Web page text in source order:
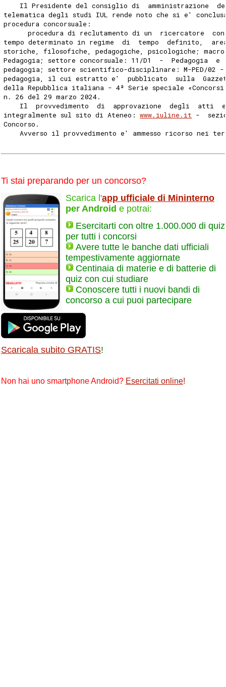
Il Presidente del consiglio di  amministrazione
telematica degli studi IUL rende noto che si e'
procedura concorsuale:
procedura di reclutamento di un  ricercatore
tempo determinato in regime  di  tempo  definito,
storiche, filosofiche, pedagogiche, psicologiche;
Pedagogia; settore concorsuale: 11/D1  -  Pedagogia
pedagogia; settore scientifico-disciplinare: M-PED/02
pedagogia, il cui estratto e'  pubblicato  sulla
della Repubblica italiana - 4ª Serie speciale
n. 26 del 29 marzo 2024.
Il  provvedimento  di  approvazione  degli  atti
integralmente sul sito di Ateneo: www.iuline.it -
Concorso.
Avverso il provvedimento e' ammesso ricorso nei
Ti stai preparando per un concorso?
Scarica l'app ufficiale di Mininterno
per Android e potrai:
Esercitarti con oltre 1.000.000 di quiz
per tutti i concorsi
Avere tutte le banche dati ufficiali
tempestivamente aggiornate
Centinaia di materie e di batterie di
quiz con cui studiare
Conoscere tutti i nuovi bandi di
concorso a cui puoi partecipare
Scaricala subito GRATIS!
Non hai uno smartphone Android? Esercitati online!